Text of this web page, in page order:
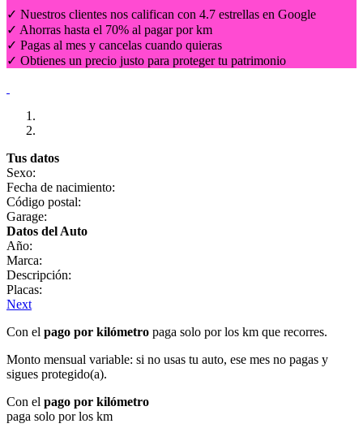
✓ Nuestros clientes nos califican con 4.7 estrellas en Google
✓ Ahorras hasta el 70% al pagar por km
✓ Pagas al mes y cancelas cuando quieras
✓ Obtienes un precio justo para proteger tu patrimonio
Tus datos
Sexo:
Fecha de nacimiento:
Código postal:
Garage:
Datos del Auto
Año:
Marca:
Descripción:
Placas:
Next
Con el pago por kilómetro paga solo por los km que recorres.
Monto mensual variable: si no usas tu auto, ese mes no pagas y
sigues protegido(a).
Con el pago por kilómetro
paga solo por los km